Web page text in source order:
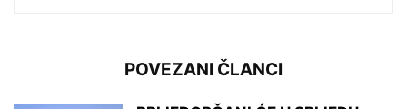
POVEZANI ČLANCI